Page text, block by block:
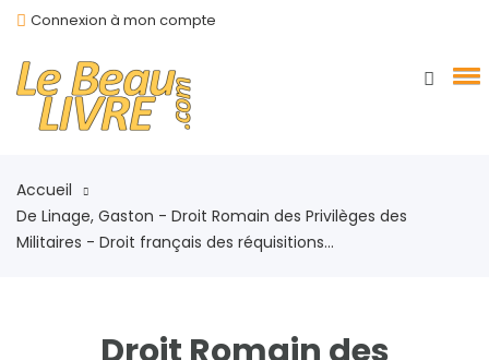
Connexion à mon compte
Accueil
De Linage, Gaston - Droit Romain des Privilèges des
Militaires - Droit français des réquisitions...